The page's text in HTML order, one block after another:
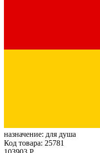
назначение: для душа
Код товара: 25781